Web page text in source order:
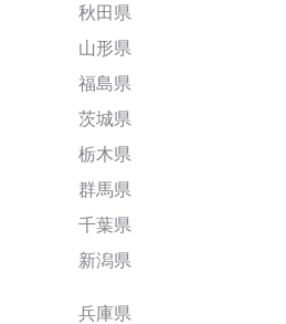
秋田県
山形県
福島県
茨城県
栃木県
群馬県
千葉県
新潟県
兵庫県